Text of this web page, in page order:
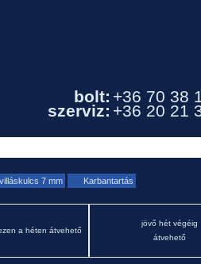
bolt: +36 70 38
szerviz: +36 20 21
7 mm Karbantartás
a héten átvehető
jövő hét végéig
átvehető